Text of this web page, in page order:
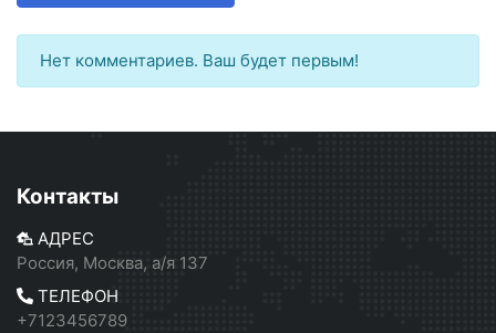
Нет комментариев. Ваш будет первым!
Контакты
АДРЕС
Россия, Москва, а/я 137
ТЕЛЕФОН
+7123456789